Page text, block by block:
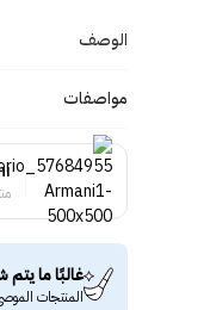
الوصف
مواصفات
غالبًا ما يتم
المنتجات